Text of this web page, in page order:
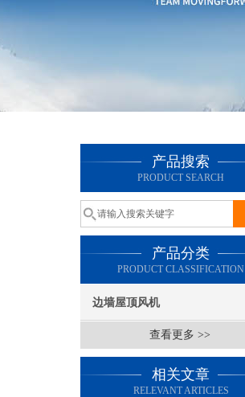
产品搜索
PRODUCT SEARCH
产品分类
PRODUCT CLASSIFICATION
边墙屋顶风机
查看更多 >>
相关文章
RELEVANT ARTICLES